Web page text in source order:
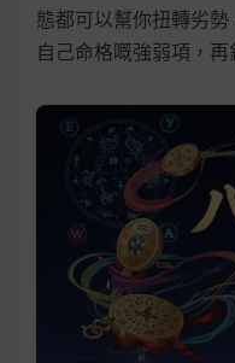
態都可以幫你扭轉劣勢
自己命格嘅強弱項，再